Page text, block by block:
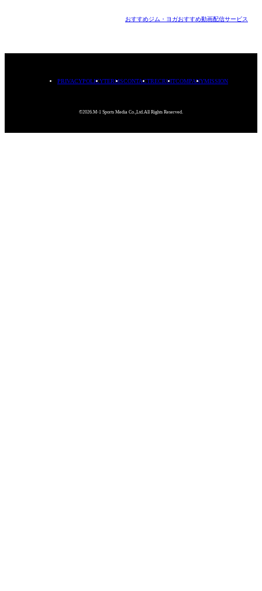
おすすめジム・ヨガおすすめ動画配信サービス
PRIVACYPOLICYTERMSCONTACTRECRUITCOMPANYMISSION
©2026.M-1 Sports Media Co.,Ltd.All Rights Reserved.